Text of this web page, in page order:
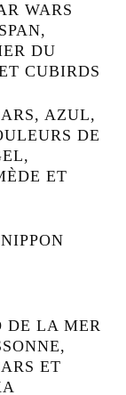
WARS
DU
CUBIRDS
AZUL,
DE
ET
DE LA MER
ET